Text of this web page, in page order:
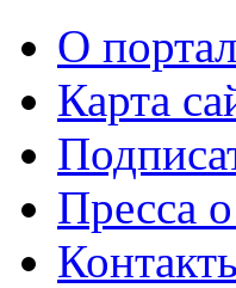
О
Карта
Пресса